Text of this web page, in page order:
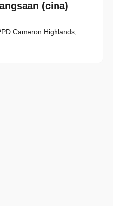
(cina)
Cameron Highlands,